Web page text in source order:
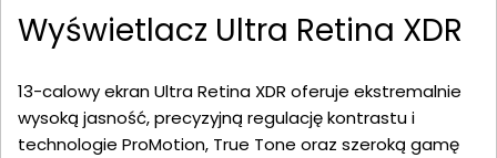
Wyświetlacz Ultra Retina XDR
13-calowy ekran Ultra Retina XDR oferuje ekstremalnie
wysoką jasność, precyzyjną regulację kontrastu i
technologie ProMotion, True Tone oraz szeroką gamę